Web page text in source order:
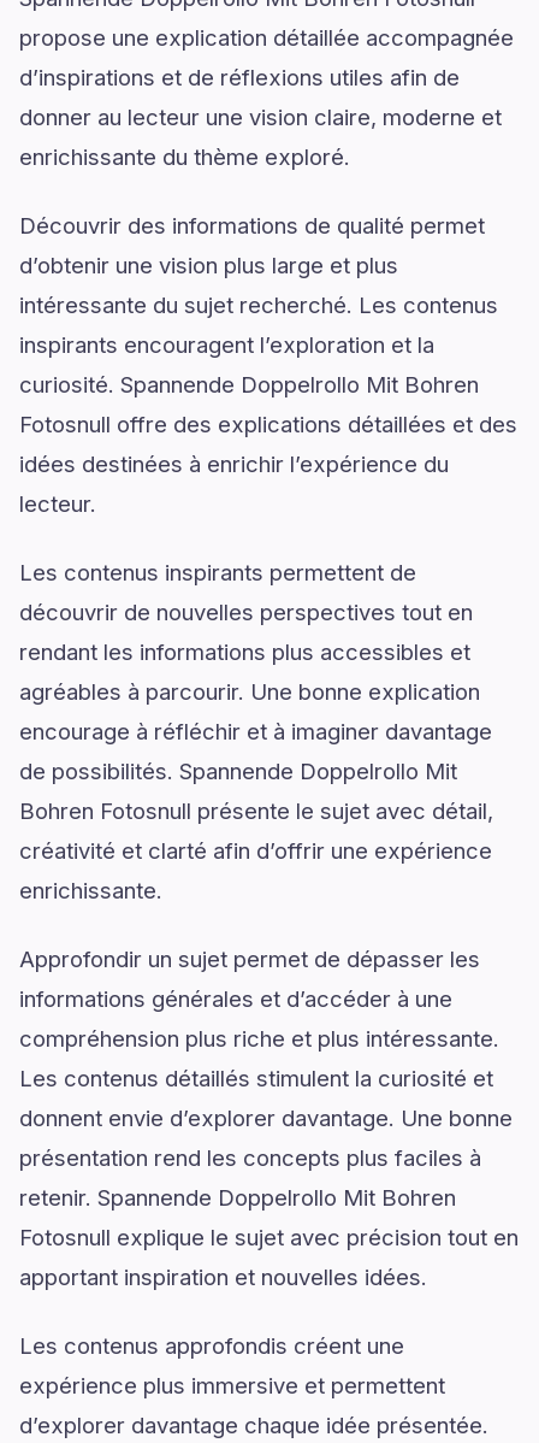
propose une explication détaillée accompagnée
d’inspirations et de réflexions utiles afin de
donner au lecteur une vision claire, moderne et
enrichissante du thème exploré.
Découvrir des informations de qualité permet
d’obtenir une vision plus large et plus
intéressante du sujet recherché. Les contenus
inspirants encouragent l’exploration et la
curiosité. Spannende Doppelrollo Mit Bohren
Fotosnull offre des explications détaillées et des
idées destinées à enrichir l’expérience du
lecteur.
Les contenus inspirants permettent de
découvrir de nouvelles perspectives tout en
rendant les informations plus accessibles et
agréables à parcourir. Une bonne explication
encourage à réfléchir et à imaginer davantage
de possibilités. Spannende Doppelrollo Mit
Bohren Fotosnull présente le sujet avec détail,
créativité et clarté afin d’offrir une expérience
enrichissante.
Approfondir un sujet permet de dépasser les
informations générales et d’accéder à une
compréhension plus riche et plus intéressante.
Les contenus détaillés stimulent la curiosité et
donnent envie d’explorer davantage. Une bonne
présentation rend les concepts plus faciles à
retenir. Spannende Doppelrollo Mit Bohren
Fotosnull explique le sujet avec précision tout en
apportant inspiration et nouvelles idées.
Les contenus approfondis créent une
expérience plus immersive et permettent
d’explorer davantage chaque idée présentée.